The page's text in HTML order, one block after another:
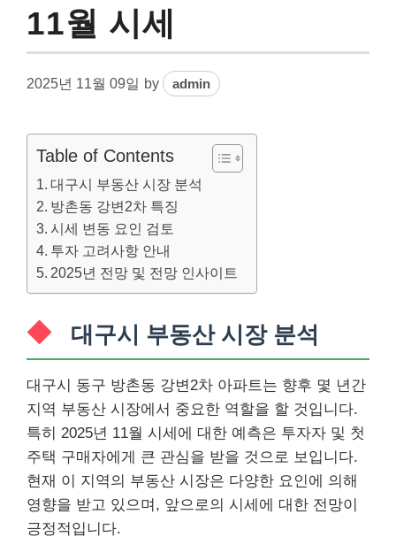
11월 시세
2025년 11월 09일 by admin
Table of Contents
대구시 부동산 시장 분석
방촌동 강변2차 특징
시세 변동 요인 검토
투자 고려사항 안내
2025년 전망 및 전망 인사이트
대구시 부동산 시장 분석
대구시 동구 방촌동 강변2차 아파트는 향후 몇 년간
지역 부동산 시장에서 중요한 역할을 할 것입니다.
특히 2025년 11월 시세에 대한 예측은 투자자 및 첫
주택 구매자에게 큰 관심을 받을 것으로 보입니다.
현재 이 지역의 부동산 시장은 다양한 요인에 의해
영향을 받고 있으며, 앞으로의 시세에 대한 전망이
긍정적입니다.